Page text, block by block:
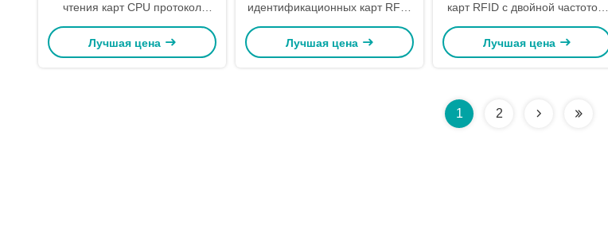
чтения карт CPU протокол
ISO7816 PCSC Стандартный
чтение карт IC Карта PSAM
Лучшая цена
идентификационных карт RFID
Reader 125kHz Модуль
идентификации отпечатков
Лучшая цена
карт RFID с двойной частотой,
комбинированная
идентификационная карта +
Лучшая цена
1 2